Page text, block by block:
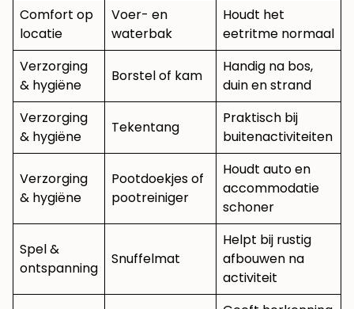
Comfort op
locatie
Voer- en
waterbak
Houdt het
eetritme normaal
Verzorging
& hygiëne
Borstel of kam
Handig na bos,
duin en strand
Verzorging
& hygiëne
Tekentang
Praktisch bij
buitenactiviteiten
Verzorging
& hygiëne
Pootdoekjes of
pootreiniger
Houdt auto en
accommodatie
schoner
Spel &
ontspanning
Snuffelmat
Helpt bij rustig
afbouwen na
activiteit